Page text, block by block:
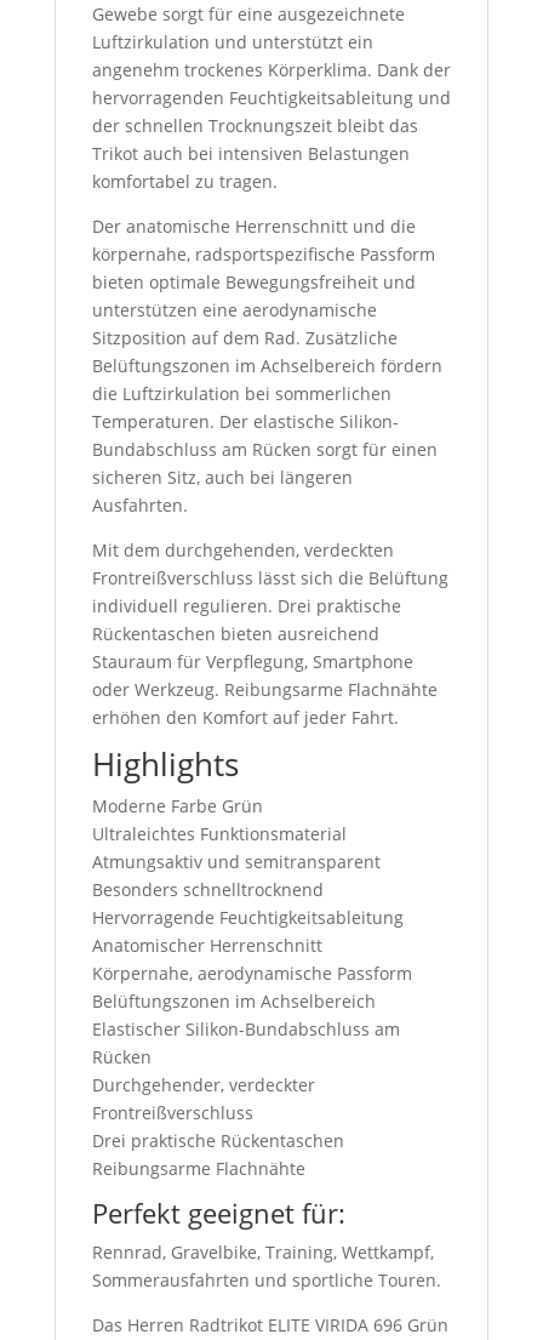
Gewebe sorgt für eine ausgezeichnete
Luftzirkulation und unterstützt ein
angenehm trockenes Körperklima. Dank der
hervorragenden Feuchtigkeitsableitung und
der schnellen Trocknungszeit bleibt das
Trikot auch bei intensiven Belastungen
komfortabel zu tragen.
Der anatomische Herrenschnitt und die
körpernahe, radsportspezifische Passform
bieten optimale Bewegungsfreiheit und
unterstützen eine aerodynamische
Sitzposition auf dem Rad. Zusätzliche
Belüftungszonen im Achselbereich fördern
die Luftzirkulation bei sommerlichen
Temperaturen. Der elastische Silikon-
Bundabschluss am Rücken sorgt für einen
sicheren Sitz, auch bei längeren
Ausfahrten.
Mit dem durchgehenden, verdeckten
Frontreißverschluss lässt sich die Belüftung
individuell regulieren. Drei praktische
Rückentaschen bieten ausreichend
Stauraum für Verpflegung, Smartphone
oder Werkzeug. Reibungsarme Flachnähte
erhöhen den Komfort auf jeder Fahrt.
Highlights
Moderne Farbe Grün
Ultraleichtes Funktionsmaterial
Atmungsaktiv und semitransparent
Besonders schnelltrocknend
Hervorragende Feuchtigkeitsableitung
Anatomischer Herrenschnitt
Körpernahe, aerodynamische Passform
Belüftungszonen im Achselbereich
Elastischer Silikon-Bundabschluss am
Rücken
Durchgehender, verdeckter
Frontreißverschluss
Drei praktische Rückentaschen
Reibungsarme Flachnähte
Perfekt geeignet für:
Rennrad, Gravelbike, Training, Wettkampf,
Sommerausfahrten und sportliche Touren.
Das Herren Radtrikot ELITE VIRIDA 696 Grün